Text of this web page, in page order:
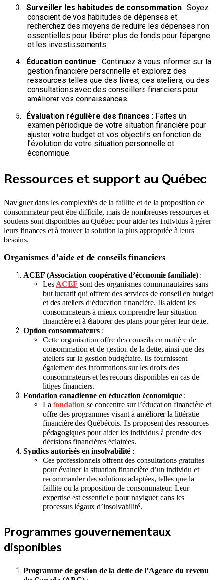
3. Surveiller les habitudes de consommation : Soyez
conscient de vos habitudes de dépenses et
recherchez des moyens de réduire les dépenses non
essentielles pour libérer plus de fonds pour l’épargne
et les investissements.
4.
Éducation continue : Continuez à vous informer sur la
gestion financière personnelle et explorez des
ressources telles que des livres, des ateliers, ou des
consultations avec des conseillers financiers pour
améliorer vos connaissances.
5.
Évaluation régulière des finances : Faites un
examen périodique de votre situation financière pour
ajuster votre budget et vos objectifs en fonction de
l’évolution de votre situation personnelle et
économique.
Ressources et support au Québec
Naviguer dans les complexités de la faillite et de la proposition de
consommateur peut être difficile, mais de nombreuses ressources et
soutiens sont disponibles au Québec pour aider les individus à gérer
leurs finances et à trouver la solution la plus appropriée à leurs
besoins.
Organismes d’aide et de conseils financiers
ACEF (Association coopérative d’économie familiale) :
Les ACEF sont des organismes communautaires sans
but lucratif qui offrent des services de conseil en budget
et des ateliers d’éducation financière. Ils aident les
consommateurs à mieux comprendre leur situation
financière et à élaborer des plans pour gérer leur dette.
Option consommateurs :
Cette organisation offre des conseils en matière de
consommation et de gestion de la dette, ainsi que des
ateliers sur la gestion budgétaire. Ils fournissent
également des informations sur les droits des
consommateurs et les recours disponibles en cas de
litiges financiers.
Fondation canadienne en éducation économique :
La fondation se concentre sur l’éducation financière et
offre des programmes visant à améliorer la littératie
financière des Québécois. Ils proposent des ressources
pédagogiques pour aider les individus à prendre des
décisions financières éclairées.
Syndics autorisés en insolvabilité :
Ces professionnels offrent des consultations gratuites
pour évaluer la situation financière d’un individu et
recommander des solutions adaptées, telles que la
faillite ou la proposition de consommateur. Leur
expertise est essentielle pour naviguer dans les
processus légaux d’insolvabilité.
Programmes gouvernementaux
disponibles
Programme de gestion de la dette de l’Agence du revenu